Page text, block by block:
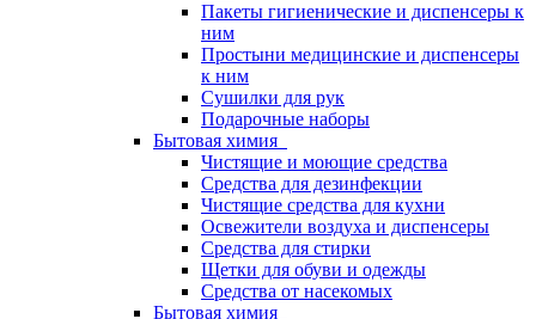
Пакеты гигиенические и диспенсеры к
ним
Простыни медицинские и диспенсеры
к ним
Сушилки для рук
Подарочные наборы
Бытовая химия
Чистящие и моющие средства
Средства для дезинфекции
Чистящие средства для кухни
Освежители воздуха и диспенсеры
Средства для стирки
Щетки для обуви и одежды
Средства от насекомых
Бытовая химия